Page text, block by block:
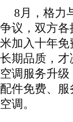
8月，格力
争议，双方
米加入十年
长期品质，
空调服务升
配件免费、
空调。